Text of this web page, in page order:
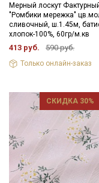
Мерный лоскут
"Ромбики мережка"
сливочный, ш.1.45м,
хлопок-100%, 60гр/м.кв
413 руб. 590 руб.
Только онлайн-заказ
СКИДКА 30%